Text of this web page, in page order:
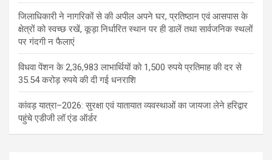
जिलाधिकारी ने नागरिकों से की अपील अपने घर, प्रतिष्ठान एवं आसपास के
क्षेत्रों को स्वच्छ रखें, कूड़ा निर्धारित स्थान पर ही डालें तथा सार्वजनिक स्थलों
पर गंदगी न फैलाएं
विधवा पेंशन के 2,36,983 लाभार्थियों को 1,500 रुपये प्रतिमाह की दर से
35.54 करोड़ रुपये की दी गई धनराशि
कांवड़ यात्रा–2026: सुरक्षा एवं यातायात व्यवस्थाओं का जायजा लेने हरिद्वार
पहुंचे एडीजी लॉ एंड ऑर्डर